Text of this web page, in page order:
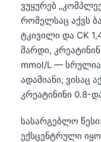
ვუყურებ
რომელსაც აქვს
ტკივილი და CK
შარდი,
mmol/L —
ადამიანი, ვისაც
კრეატინინი 0.8-
სასარგებლო
ექსცენტრული